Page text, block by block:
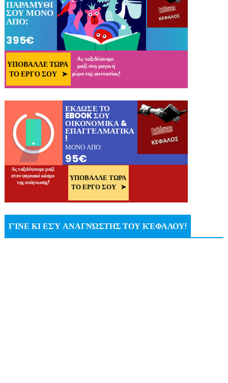
ΓΊΝΕ ΚΙ ΕΣΎ ΑΝΑΓΝΏΣΤΗΣ ΤΟΥ ΚΈΦΑΛΟΥ!